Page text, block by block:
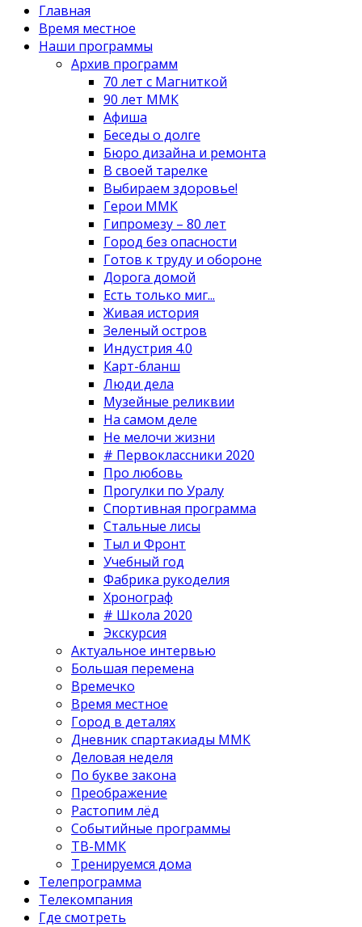
Главная
Время местное
Наши программы
Архив программ
70 лет с Магниткой
90 лет ММК
Афиша
Беседы о долге
Бюро дизайна и ремонта
В своей тарелке
Выбираем здоровье!
Герои ММК
Гипромезу – 80 лет
Город без опасности
Готов к труду и обороне
Дорога домой
Есть только миг...
Живая история
Зеленый остров
Индустрия 4.0
Карт-бланш
Люди дела
Музейные реликвии
На самом деле
Не мелочи жизни
# Первоклассники 2020
Про любовь
Прогулки по Уралу
Спортивная программа
Стальные лисы
Тыл и Фронт
Учебный год
Фабрика рукоделия
Хронограф
# Школа 2020
Экскурсия
Актуальное интервью
Большая перемена
Времечко
Время местное
Город в деталях
Дневник спартакиады ММК
Деловая неделя
По букве закона
Преображение
Растопим лёд
Событийные программы
ТВ-ММК
Тренируемся дома
Телепрограмма
Телекомпания
Где смотреть